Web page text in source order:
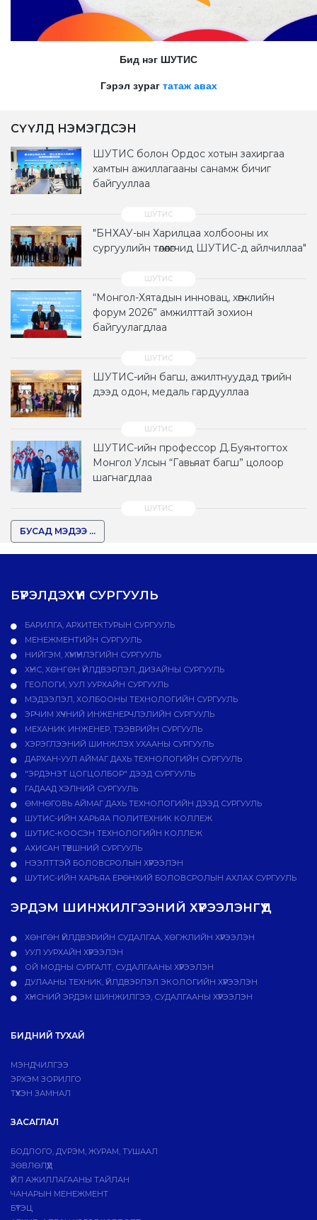
Бид нэг ШУТИС
Гэрэл зураг татаж авах
СҮҮЛД НЭМЭГДСЭН
ШУТИС болон Ордос хотын захиргаа
хамтын ажиллагааны санамж бичиг
байгууллаа
"БНХАУ-ын Харилцаа холбооны их
сургуулийн төлөөлөгчид ШУТИС-д айлчиллаа"
“Монгол-Хятадын инновац, хөгжлийн
форум 2026” амжилттай зохион
байгуулагдлаа
ШУТИС-ийн багш, ажилтнуудад төрийн
дээд одон, медаль гардууллаа
ШУТИС-ийн профессор Д.Буянтогтох
Монгол Улсын “Гавьяат багш” цолоор
шагнагдлаа
БУСАД МЭДЭЭ ...
БҮРЭЛДЭХҮҮН СУРГУУЛЬ
БАРИЛГА, АРХИТЕКТУРЫН СУРГУУЛЬ
МЕНЕЖМЕНТИЙН СУРГУУЛЬ
НИЙГЭМ, ХҮМҮҮНЛЭГИЙН СУРГУУЛЬ
ХҮНС, ХӨНГӨН ҮЙЛДВЭРЛЭЛ, ДИЗАЙНЫ СУРГУУЛЬ
ГЕОЛОГИ, УУЛ УУРХАЙН СУРГУУЛЬ
МЭДЭЭЛЭЛ, ХОЛБООНЫ ТЕХНОЛОГИЙН СУРГУУЛЬ
ЭРЧИМ ХҮЧНИЙ ИНЖЕНЕРЧЛЭЛИЙН СУРГУУЛЬ
МЕХАНИК ИНЖЕНЕР, ТЭЭВРИЙН СУРГУУЛЬ
ХЭРЭГЛЭЭНИЙ ШИНЖЛЭХ УХААНЫ СУРГУУЛЬ
ДАРХАН-УУЛ АЙМАГ ДАХЬ ТЕХНОЛОГИЙН СУРГУУЛЬ
"ЭРДЭНЭТ ЦОГЦОЛБОР" ДЭЭД СУРГУУЛЬ
ГАДААД ХЭЛНИЙ СУРГУУЛЬ
ӨМНӨГОВЬ АЙМАГ ДАХЬ ТЕХНОЛОГИЙН ДЭЭД СУРГУУЛЬ
ШУТИС-ИЙН ХАРЬЯА ПОЛИТЕХНИК КОЛЛЕЖ
ШУТИС-КООСЭН ТЕХНОЛОГИЙН КОЛЛЕЖ
АХИСАН ТҮВШНИЙ СУРГУУЛЬ
НЭЭЛТТЭЙ БОЛОВСРОЛЫН ХҮРЭЭЛЭН
ШУТИС-ИЙН ХАРЬЯА ЕРӨНХИЙ БОЛОВСРОЛЫН АХЛАХ СУРГУУЛЬ
ЭРДЭМ ШИНЖИЛГЭЭНИЙ ХҮРЭЭЛЭНГҮҮД
ХӨНГӨН ҮЙЛДВЭРИЙН СУДАЛГАА, ХӨГЖЛИЙН ХҮРЭЭЛЭН
УУЛ УУРХАЙН ХҮРЭЭЛЭН
ОЙ МОДНЫ СУРГАЛТ, СУДАЛГААНЫ ХҮРЭЭЛЭН
ДУЛААНЫ ТЕХНИК, ҮЙЛДВЭРЛЭЛ ЭКОЛОГИЙН ХҮРЭЭЛЭН
ХҮНСНИЙ ЭРДЭМ ШИНЖИЛГЭЭ, СУДАЛГААНЫ ХҮРЭЭЛЭН
БИДНИЙ ТУХАЙ
МЭНДЧИЛГЭЭ
ЭРХЭМ ЗОРИЛГО
ТҮҮХЭН ЗАМНАЛ
ЗАСАГЛАЛ
БОДЛОГО, ДVРЭМ, ЖУРАМ, ТУШААЛ
ЗӨВЛӨЛҮҮД
ҮЙЛ АЖИЛЛАГААНЫ ТАЙЛАН
ЧАНАРЫН МЕНЕЖМЕНТ
БҮТЭЦ